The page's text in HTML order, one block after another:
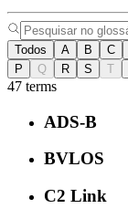
Todos A B C
P
Q R S T
47 terms
ADS-B
BVLOS
C2 Link